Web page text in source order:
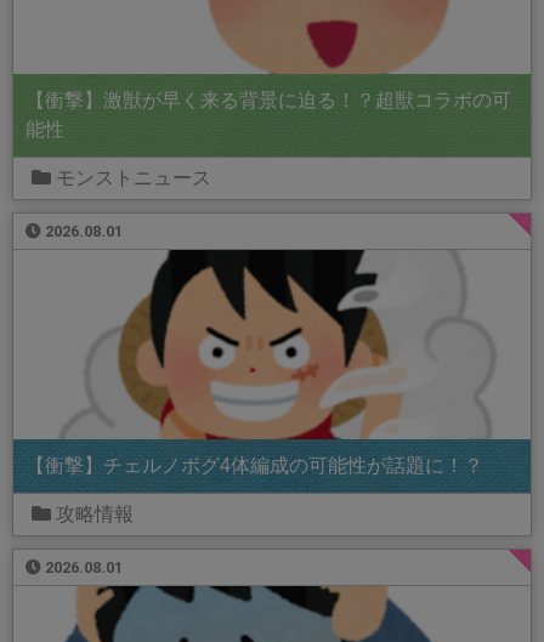
【衝撃】激獣が早く来る背景に迫る！？超獣コラボの可
能性
モンストニュース
2026.08.01
【衝撃】チェルノボグ4体編成の可能性が話題に！？
攻略情報
2026.08.01